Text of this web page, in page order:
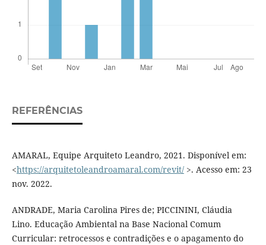
REFERÊNCIAS
AMARAL, Equipe Arquiteto Leandro, 2021. Disponível em:
<https://arquitetoleandroamaral.com/revit/>. Acesso em: 23
nov. 2022.
ANDRADE, Maria Carolina Pires de; PICCININI, Cláudia
Lino. Educação Ambiental na Base Nacional Comum
Curricular: retrocessos e contradições e o apagamento do